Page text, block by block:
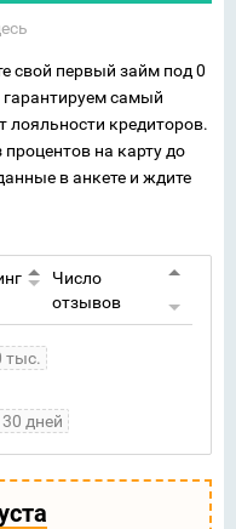
свой первый займ под 0
гарантируем самый
лояльности кредиторов.
на карту до
в анкете и ждите
Число
отзывов
тыс.
дней